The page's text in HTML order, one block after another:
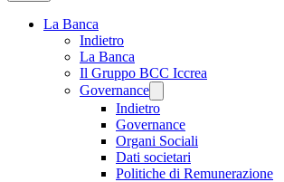
La Banca
Indietro
La Banca
Il Gruppo BCC Iccrea
Governance
Indietro
Governance
Organi Sociali
Dati societari
Politiche di Remunerazione